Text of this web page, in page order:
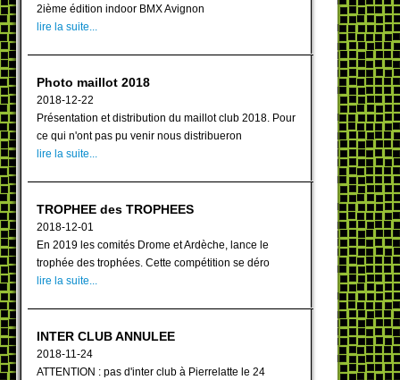
2ième édition indoor BMX Avignon
lire la suite...
Photo maillot 2018
2018-12-22
Présentation et distribution du maillot club 2018. Pour
ce qui n'ont pas pu venir nous distribueron
lire la suite...
TROPHEE des TROPHEES
2018-12-01
En 2019 les comités Drome et Ardèche, lance le
trophée des trophées. Cette compétition se déro
lire la suite...
INTER CLUB ANNULEE
2018-11-24
ATTENTION : pas d'inter club à Pierrelatte le 24